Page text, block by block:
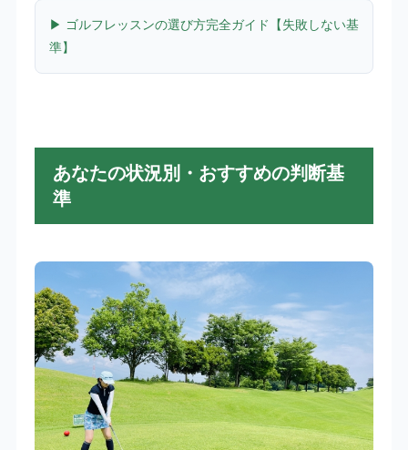
▶ ゴルフレッスンの選び方完全ガイド【失敗しない基
準】
あなたの状況別・おすすめの判断基
準